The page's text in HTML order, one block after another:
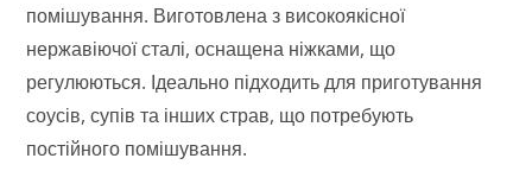
помішування. Виготовлена з високоякісної
нержавіючої сталі, оснащена ніжками, що
регулюються. Ідеально підходить для приготування
соусів, супів та інших страв, що потребують
постійного помішування.